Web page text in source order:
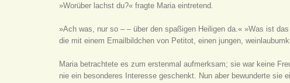
»Worüber lachst du?« fragte Maria eintretend.
»Ach was, nur so – – über den spaßigen Heiligen da.« »Was ist
die mit einem Emailbildchen von Petitot, einen jungen,
Maria betrachtete es zum erstenmal aufmerksam; sie war keine
nie ein besonderes Interesse geschenkt. Nun aber bewunderte sie